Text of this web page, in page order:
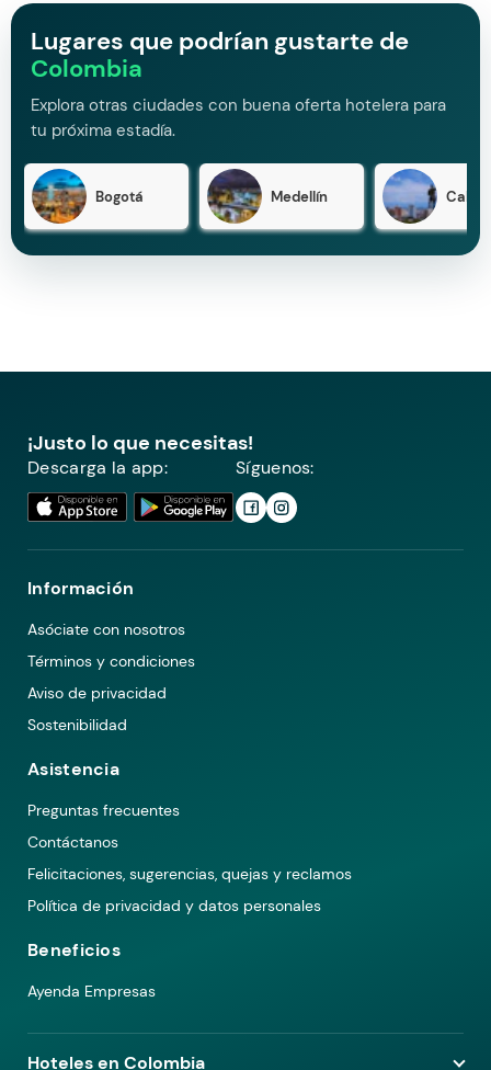
Lugares que podrían gustarte de
Colombia
Explora otras ciudades con buena oferta hotelera para
tu próxima estadía.
Bogotá Medellín Cali
¡Justo lo que necesitas!
Descarga la app: Síguenos:
Información
Asóciate con nosotros
Términos y condiciones
Aviso de privacidad
Sostenibilidad
Asistencia
Preguntas frecuentes
Contáctanos
Felicitaciones, sugerencias, quejas y reclamos
Política de privacidad y datos personales
Beneficios
Ayenda Empresas
Hoteles en Colombia